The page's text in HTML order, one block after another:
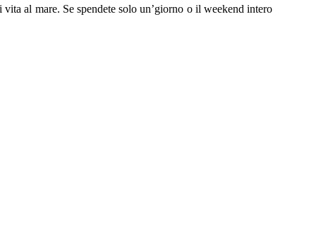
vita al mare. Se spendete solo un’giorno o il weekend intero